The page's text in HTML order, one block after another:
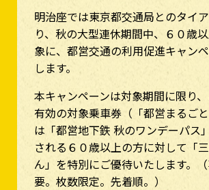
明治座では東京都交通局とのタイ
り、秋の大型連休期間中、６０歳
象に、都営交通の利用促進キャン
します。
本キャンペーンは対象期間に限り
有効の対象乗車券（「都営まるご
は「都営地下鉄 秋のワンデーパス
される６０歳以上の方に対して「
ん」を特別にご優待いたします。
要。枚数限定。先着順。）